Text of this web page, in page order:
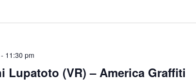
Lupatoto (VR) – America Graffiti
- 11:30 pm